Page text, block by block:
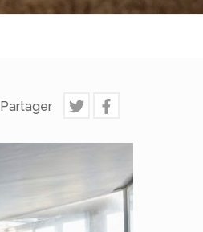
Partager